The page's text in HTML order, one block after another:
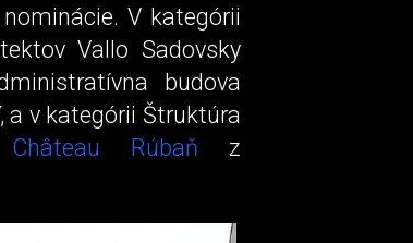
V kategórii
Vallo Sadovsky
budova
a v kategórii Štruktúra
Château Rúbaň z